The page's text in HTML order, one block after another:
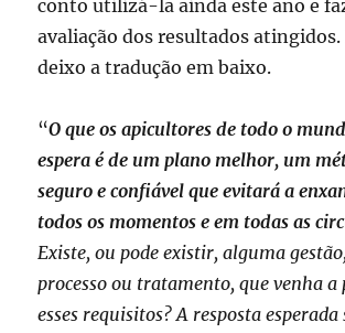
conto utilizá-la ainda este ano e
avaliação dos resultados atingidos.
deixo a tradução em baixo.
“O que os apicultores de todo o
espera é de um plano melhor, um
seguro e confiável que evitará a
todos os momentos e em todas as
Existe, ou pode existir, alguma
processo ou tratamento, que venha a
esses requisitos? A resposta